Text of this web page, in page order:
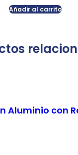
Añadir al carrito
Aluminio con